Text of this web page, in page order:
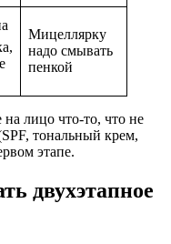
Мицеллярку
надо смывать
пенкой
лицо что-то, что не
тональный крем,
этапе.
двухэтапное